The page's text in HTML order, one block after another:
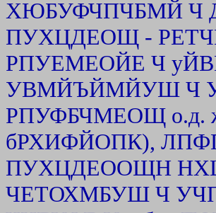
ХЮБУФЧПЧБМЙ Ч
ПУХЦДЕОЩ -
РПУЕМЕОЙЕ Ч
УВМЙЪЙМЙУШ Ч
РПУФБЧМЕОЩ
бРХИФЙОПК),
ПУХЦДЕООЩН
ЧЕТОХМБУШ Ч